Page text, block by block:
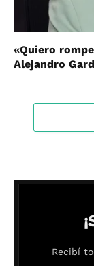
«Quiero
Alejandro
Recibí